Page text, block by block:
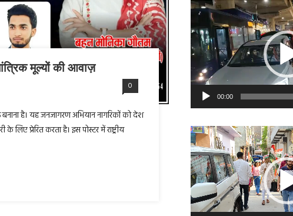
मूल्यों की आवाज़
0
बनाना है। यह जनजागरण अभियान नागरिकों को देश
लिए प्रेरित करता है। इस पोस्टर में राष्ट्रीय
Video
Player
00:00
Video
Player